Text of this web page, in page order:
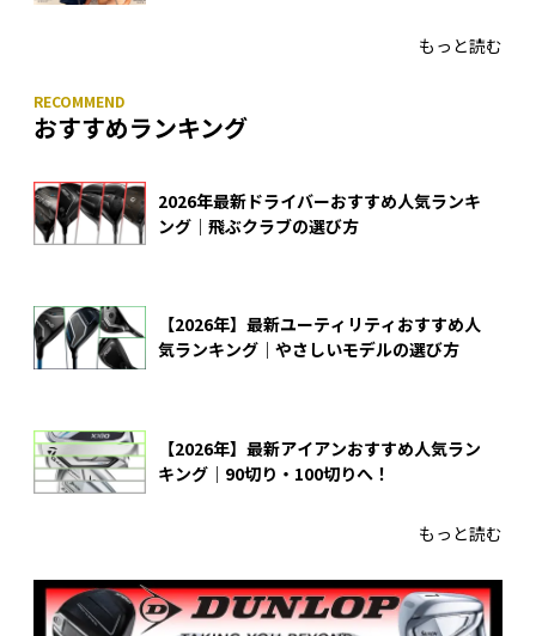
もっと読む
おすすめランキング
2026年最新ドライバーおすすめ人気ランキ
ング｜飛ぶクラブの選び方
【2026年】最新ユーティリティおすすめ人
気ランキング｜やさしいモデルの選び方
【2026年】最新アイアンおすすめ人気ラン
キング｜90切り・100切りへ！
もっと読む